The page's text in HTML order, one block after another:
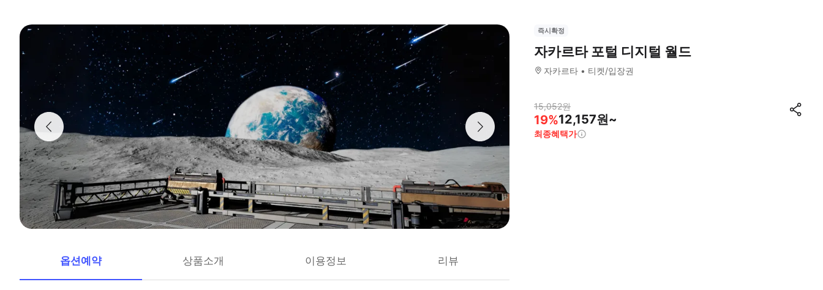
옵션예약 상품소개 이용정보 리뷰
즉시확정
자카르타 포털 디지털 월드
자카르타 티켓/입장권
15,052원
19%12,157원~
최종혜택가